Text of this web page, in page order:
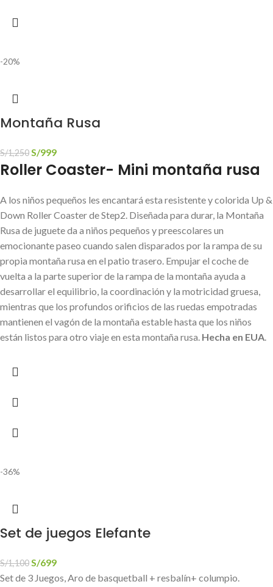
-20%
Montaña Rusa
S/1,250 S/999
Roller Coaster- Mini montaña rusa
A los niños pequeños les encantará esta resistente y colorida Up &
Down Roller Coaster de Step2. Diseñada para durar, la Montaña
Rusa de juguete da a niños pequeños y preescolares un
emocionante paseo cuando salen disparados por la rampa de su
propia montaña rusa en el patio trasero. Empujar el coche de
vuelta a la parte superior de la rampa de la montaña ayuda a
desarrollar el equilibrio, la coordinación y la motricidad gruesa,
mientras que los profundos orificios de las ruedas empotradas
mantienen el vagón de la montaña estable hasta que los niños
están listos para otro viaje en esta montaña rusa. Hecha en EUA
-36%
Set de juegos Elefante
S/1,100 S/699
Set de 3 Juegos, Aro de basquetball + resbalín+ columpio.